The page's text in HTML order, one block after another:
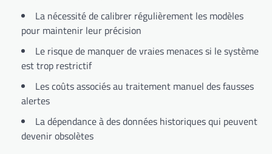
La nécessité de calibrer régulièrement les modèles
pour maintenir leur précision
Le risque de manquer de vraies menaces si le système
est trop restrictif
Les coûts associés au traitement manuel des fausses
alertes
La dépendance à des données historiques qui peuvent
devenir obsolètes